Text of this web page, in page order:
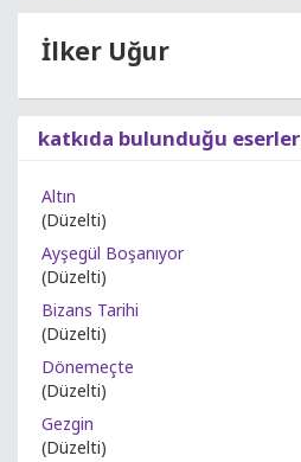
İlker Uğur
katkıda bulunduğu eserler
Altın
(Düzelti)
Ayşegül Boşanıyor
(Düzelti)
Bizans Tarihi
(Düzelti)
Dönemeçte
(Düzelti)
Gezgin
(Düzelti)